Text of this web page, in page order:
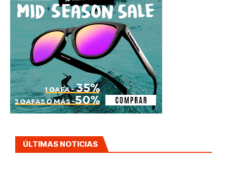
ÚLTIMAS NOTICIAS